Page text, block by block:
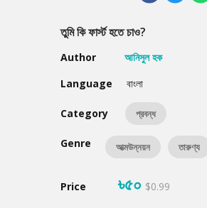
তুমি কি ফার্স্ট হতে চাও?
Author
আনিসুল হক
Language
বাংলা
Category প্রবন্ধ
Genre আত্মউন্নয়ন তারুণ্য
Price ৳৫০ $0.99